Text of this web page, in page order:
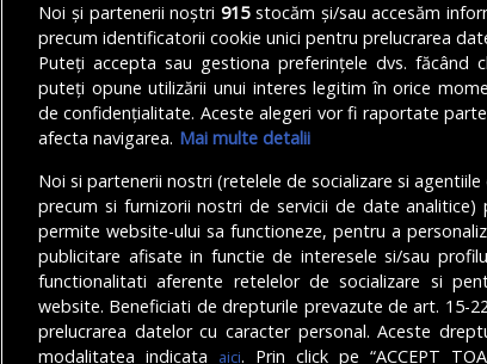
© Copyright 2025 - Buletin de București.
Găzduit dePresslabs.com. Powered by TRS Design.
Noi și partenerii noștri915stocăm și/sau accesăm
precum identificatorii cookie unici pentru prelucrarea
Puteți accepta sau gestiona preferințele dvs. făcând
puteți opune utilizării unui interes legitim în orice
de confidențialitate. Aceste alegeri vor fi raportate
afecta navigarea. Mai multe detalii
Noi si partenerii nostri (retelele de socializare si
precum si furnizorii nostri de servicii de date
permite website-ului sa functioneze, pentru a
publicitare afisate in functie de interesele si/sau
functionalitati aferente retelelor de socializare si
website. Beneficiati de drepturile prevazute de art. 15-
prelucrarea datelor cu caracter personal. Aceste
modalitatea indicata aici. Prin click pe “ACCEPT